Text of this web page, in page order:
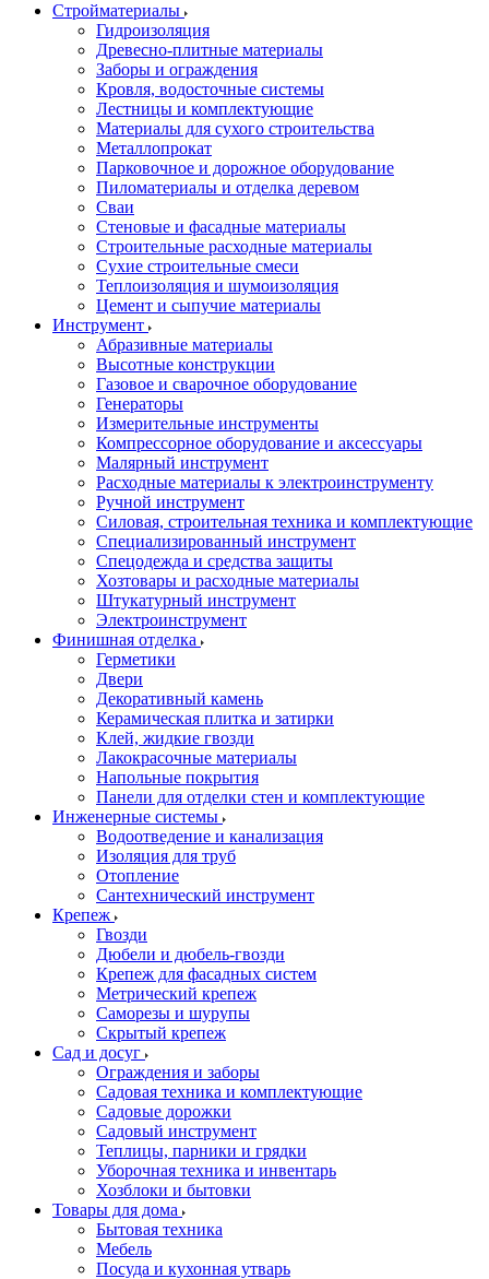
Стройматериалы
Гидроизоляция
Древесно-плитные материалы
Заборы и ограждения
Кровля, водосточные системы
Лестницы и комплектующие
Материалы для сухого строительства
Металлопрокат
Парковочное и дорожное оборудование
Пиломатериалы и отделка деревом
Сваи
Стеновые и фасадные материалы
Строительные расходные материалы
Сухие строительные смеси
Теплоизоляция и шумоизоляция
Цемент и сыпучие материалы
Инструмент
Абразивные материалы
Высотные конструкции
Газовое и сварочное оборудование
Генераторы
Измерительные инструменты
Компрессорное оборудование и аксессуары
Малярный инструмент
Расходные материалы к электроинструменту
Ручной инструмент
Силовая, строительная техника и комплектующие
Специализированный инструмент
Спецодежда и средства защиты
Хозтовары и расходные материалы
Штукатурный инструмент
Электроинструмент
Финишная отделка
Герметики
Двери
Декоративный камень
Керамическая плитка и затирки
Клей, жидкие гвозди
Лакокрасочные материалы
Напольные покрытия
Панели для отделки стен и комплектующие
Инженерные системы
Водоотведение и канализация
Изоляция для труб
Отопление
Сантехнический инструмент
Крепеж
Гвозди
Дюбели и дюбель-гвозди
Крепеж для фасадных систем
Метрический крепеж
Саморезы и шурупы
Скрытый крепеж
Сад и досуг
Ограждения и заборы
Садовая техника и комплектующие
Садовые дорожки
Садовый инструмент
Теплицы, парники и грядки
Уборочная техника и инвентарь
Хозблоки и бытовки
Товары для дома
Бытовая техника
Мебель
Посуда и кухонная утварь